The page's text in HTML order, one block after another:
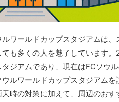
ワールドカップスタジアムは
も多くの人を魅了しています
ジアムであり、現在はFCソウ
ルワールドカップスタジアムを
時の対策に加えて、周辺のお